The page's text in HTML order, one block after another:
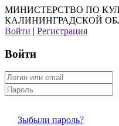
МИНИСТЕРСТВО ПО
КАЛИНИНГРАДСКОЙ
Войти | Регистрация
Войти
Зыбыли пароль?